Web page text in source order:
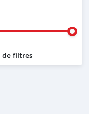
de filtres